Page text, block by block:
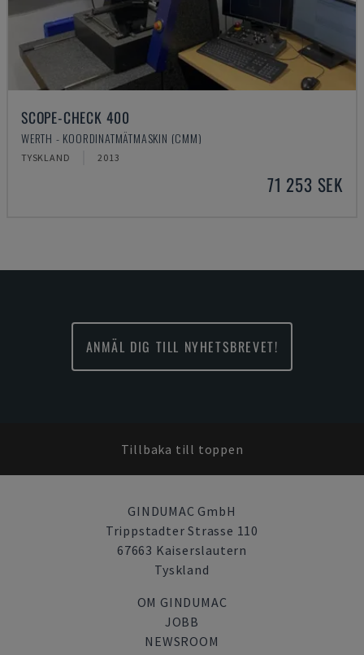
SCOPE-CHECK 400
WERTH - KOORDINATMÄTMASKIN (CMM)
TYSKLAND 2013
71 253 SEK
ANMÄL DIG TILL NYHETSBREVET!
Tillbaka till toppen
GINDUMAC GmbH
Trippstadter Strasse 110
67663 Kaiserslautern
Tyskland
OM GINDUMAC
JOBB
NEWSROOM